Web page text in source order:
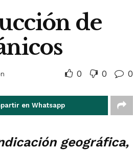
de
0 0 0
en Whatsapp
geográfica,